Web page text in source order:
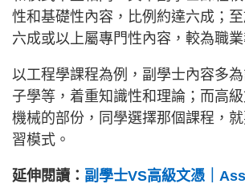
性和基礎性內容，比例約達六成；
六成或以上屬專門性內容，較為職業
以工程學課程為例，副學士內容多
子學等，着重知識性和理論；而高
機械的部份，同學選擇那個課程，
習模式。
延伸閱讀： 副學士VS高級文憑｜